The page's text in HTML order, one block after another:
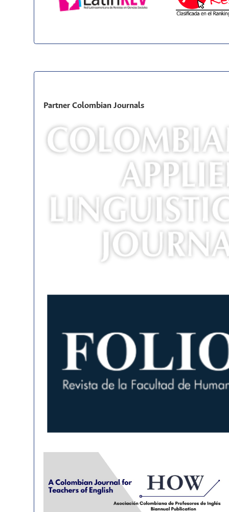
Partner Colombian Journals